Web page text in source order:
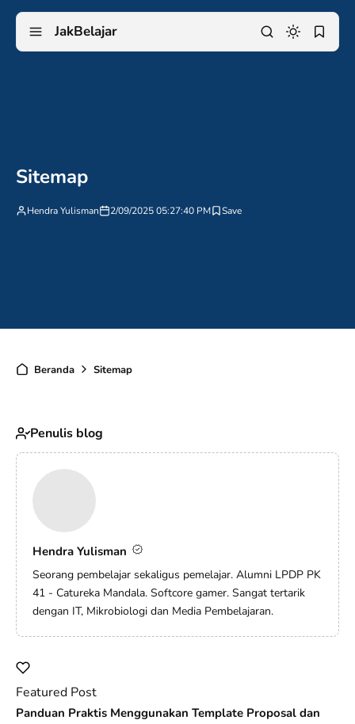
JakBelajar
Sitemap
Hendra Yulisman 2/09/2025 05:27:40 PM
Beranda Sitemap
Penulis blog
Hendra Yulisman
Seorang pembelajar sekaligus pemelajar. Alumni LPDP PK
41 - Catureka Mandala. Softcore gamer. Sangat tertarik
dengan IT, Mikrobiologi dan Media Pembelajaran.
Featured Post
Panduan Praktis Menggunakan Template Proposal dan